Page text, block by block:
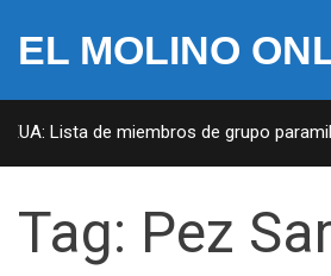
EL MOLINO
Lista de miembros de grupo
Tag: Pez